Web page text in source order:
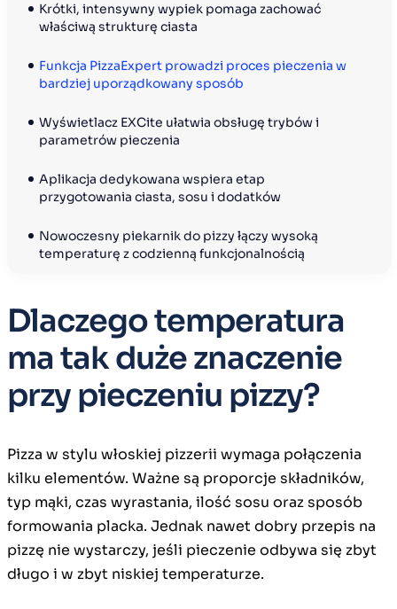
Krótki, intensywny wypiek pomaga zachować
właściwą strukturę ciasta
Funkcja PizzaExpert prowadzi proces pieczenia w
bardziej uporządkowany sposób
Wyświetlacz EXCite ułatwia obsługę trybów i
parametrów pieczenia
Aplikacja dedykowana wspiera etap
przygotowania ciasta, sosu i dodatków
Nowoczesny piekarnik do pizzy łączy wysoką
temperaturę z codzienną funkcjonalnością
Dlaczego temperatura
ma tak duże znaczenie
przy pieczeniu pizzy?
Pizza w stylu włoskiej pizzerii wymaga połączenia
kilku elementów. Ważne są proporcje składników,
typ mąki, czas wyrastania, ilość sosu oraz sposób
formowania placka. Jednak nawet dobry przepis na
pizzę nie wystarczy, jeśli pieczenie odbywa się zbyt
długo i w zbyt niskiej temperaturze.